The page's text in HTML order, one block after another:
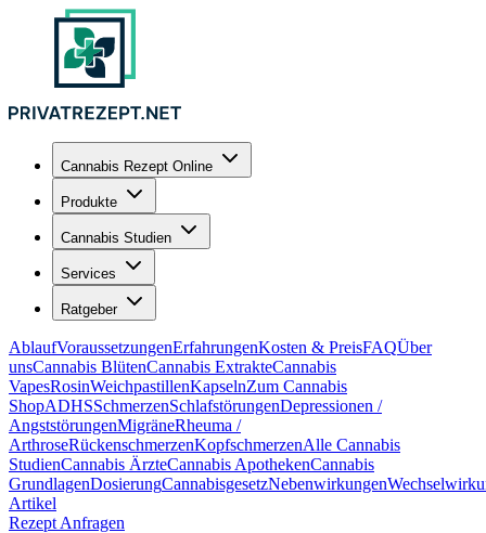
Cannabis Rezept Online
Produkte
Cannabis Studien
Services
Ratgeber
AblaufVoraussetzungenErfahrungenKosten & PreisFAQÜber
unsCannabis BlütenCannabis ExtrakteCannabis
VapesRosinWeichpastillenKapselnZum Cannabis
ShopADHSSchmerzenSchlafstörungenDepressionen /
AngststörungenMigräneRheuma /
ArthroseRückenschmerzenKopfschmerzenAlle Cannabis
StudienCannabis ÄrzteCannabis ApothekenCannabis
GrundlagenDosierungCannabisgesetzNebenwirkungen
Artikel
Rezept Anfragen